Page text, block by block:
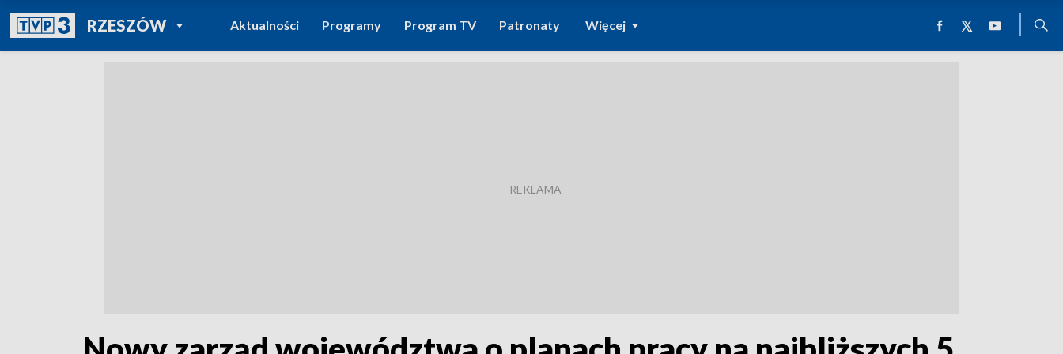
RZESZÓWPOWRÓT DO
TVP REGIONY
Aktualności Programy Program TV Patronaty Więcej